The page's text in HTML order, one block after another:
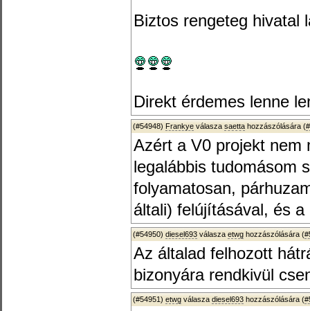
Biztos rengeteg hivatal
Direkt érdemes lenne
(#54948) Frankye válasza saetta hozzászólására (
Azért a V0 projekt nem
legalábbis tudomásom
folyamatosan,
általi) felújításával, és
(#54950) diesel693 válasza etwg hozzászólására (
Az általad felhozott
bizonyára rendkivül
(#54951) etwg válasza diesel693 hozzászólására (